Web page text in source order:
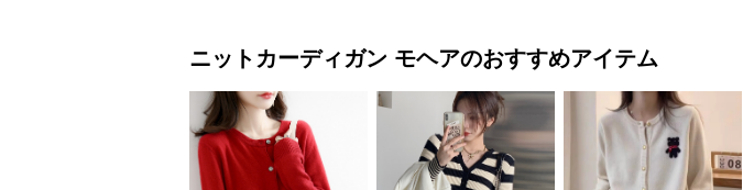
ニットカーディガン モヘアのおすすめアイテム